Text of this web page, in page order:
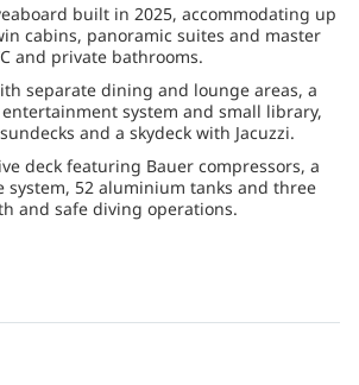
built in 2025, accommodating up
cabins, panoramic suites and master
and private bathrooms.
separate dining and lounge areas, a
system and small library,
and a skydeck with Jacuzzi.
deck featuring Bauer compressors, a
system, 52 aluminium tanks and three
and safe diving operations.
Rocky, Zabargad and Elphinstone,
diver rescue and location system